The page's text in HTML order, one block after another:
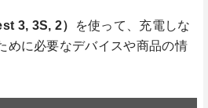
3, 3S, 2）
を使って、充電しな
めに必要なデバイスや商品の情